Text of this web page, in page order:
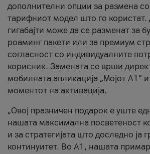
дополнителни опции за размена
тарифниот модел што го
гигабајти може да се разменат за
роаминг пакети или за премиум
согласност со индивидуалните
корисник. Замената се врши
мобилната апликација „Мојот А1“
моментот на активација.
„Овој празничен подарок е уште
нашата максимална посветеност
и за стратегијата што доследно ја
континуитет. Во А1, нашата